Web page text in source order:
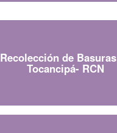
Recolección de
Tocancipá- RCN